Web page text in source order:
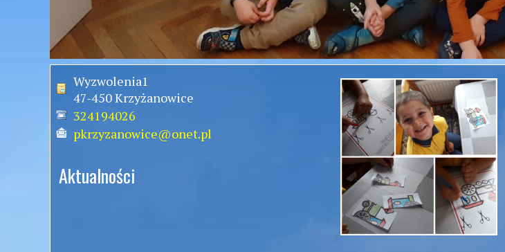
Wyzwolenia1
47-450 Krzyżanowice
324194026
pkrzyzanowice@onet.pl
Aktualności